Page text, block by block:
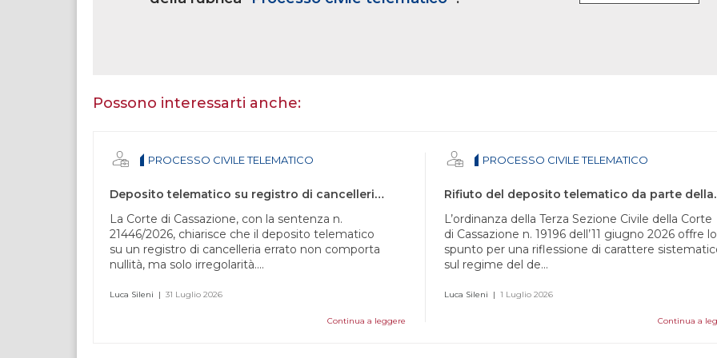
essere
questo
campo
Possono interessarti anche:
PROCESSO CIVILE TELEMATICO
Deposito telematico su registro di cancelleria errato
La Corte di Cassazione, con la sentenza n.
21446/2026, chiarisce che il deposito telematico
su un registro di cancelleria errato non comporta
nullità, ma solo irregolarità....
Luca Sileni | 31 Luglio 2026
Continua a leggere
PROCESSO CIVILE TELEMATICO
Rifiuto del
L’ordinanza della Terza Sezione Civile della Corte
di Cassazione n. 19196 dell’11 giugno 2026 offre lo
spunto per una riflessione di carattere
sul regime del de...
Luca Sileni | 1 Luglio 2026
Continua a